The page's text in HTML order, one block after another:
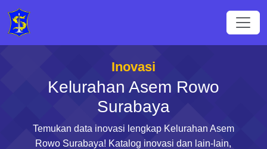
Inovasi
Kelurahan Asem Rowo
Surabaya
Temukan data inovasi lengkap Kelurahan Asem
Rowo Surabaya! Katalog inovasi dan lain-lain,